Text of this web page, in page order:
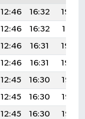
12:46 16:32
19:42
12:46 16:32
19:41
12:46 16:31
19:40
12:46 16:31
19:39
12:45 16:30
19:38
12:45 16:30
19:37
12:45 16:30
19:36